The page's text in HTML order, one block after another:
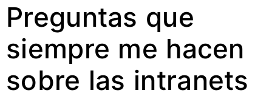
Preguntas que
siempre me hacen
sobre las intranets